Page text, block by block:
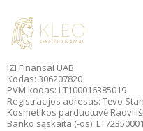
IZI Finansai UAB
Kodas: 306207820
PVM kodas: LT100016385019
Registracijos adresas: Tėvo
Kosmetikos parduotuvė
Banko sąskaita (-os):